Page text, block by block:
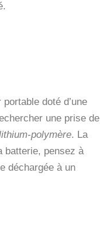
doté d’une
une prise de
polymère. La
batterie, pensez à
déchargée à un